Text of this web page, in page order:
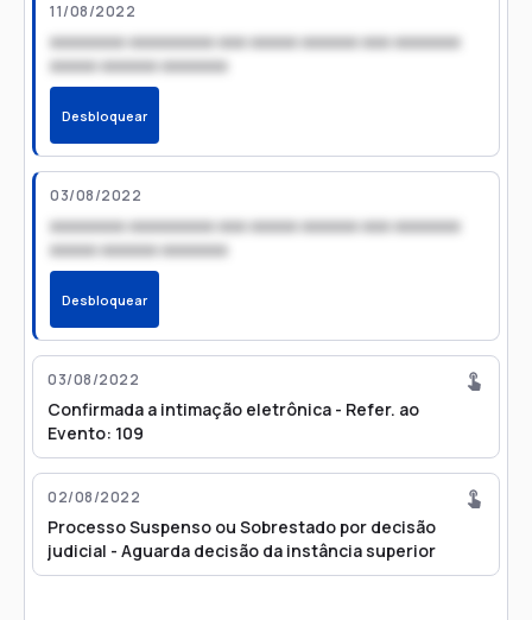
11/08/2022
xxxxxxxx xxxxxxxxx xxx xxxxx xxxxxx xxx xxxxxxx
xxxxx xxxxxx xxxxxxx
Desbloquear
03/08/2022
xxxxxxxx xxxxxxxxx xxx xxxxx xxxxxx xxx xxxxxxx
xxxxx xxxxxx xxxxxxx
Desbloquear
03/08/2022
Confirmada a intimação eletrônica - Refer. ao
Evento: 109
02/08/2022
Processo Suspenso ou Sobrestado por decisão
judicial - Aguarda decisão da instância superior